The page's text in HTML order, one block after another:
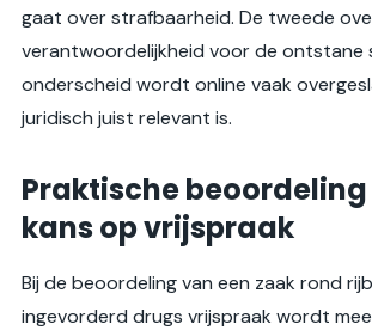
gaat over strafbaarheid. De tweede
verantwoordelijkheid voor de ontstane
onderscheid wordt online vaak
juridisch juist relevant is.
Praktische
kans op vrijspraak
Bij de beoordeling van een zaak rond
ingevorderd drugs vrijspraak wordt